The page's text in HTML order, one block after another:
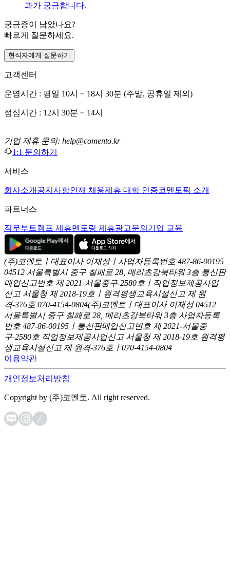
과가 궁금합니다.
궁금증이 남았나요?
빠르게 질문하세요.
현직자에게 질문하기
고객센터
운영시간 : 평일 10시 ~ 18시 30분 (주말, 공휴일 제외)
점심시간 : 12시 30분 ~ 14시
기업 제휴 문의: help@comento.kr
1:1 문의하기
서비스
회사소개 공지사항인재 채용제휴 대학 인증코멘토픽 소개
파트너스
직무부트캠프 제휴멘토링 제휴광고문의 기업 교육
(주)코멘토ㅣ대표이사 이재성ㅣ사업자등록번호 487-86-00195
04512 서울특별시 중구 칠패로 28, 메리츠강북타워 3층 통신판
매업신고번호 제 2021-서울중구-2580호ㅣ직업정보제공사업
신고 서울청 제 2018-19호ㅣ원격평생교육시설신고 제 원
격-376호 070-4154-0804(주)코멘토ㅣ대표이사 이재성 04512
서울특별시 중구 칠패로 28, 메리츠강북타워 3층 사업자등록
번호 487-86-00195ㅣ통신판매업신고번호 제 2021-서울중
구-2580호 직업정보제공사업신고 서울청 제 2018-19호 원격평
생교육시설신고 제 원격-376호ㅣ070-4154-0804
이용약관
개인정보처리방침
Copyright by (주)코멘토. All right reserved.